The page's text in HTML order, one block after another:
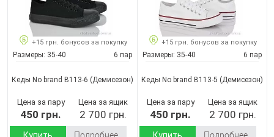
+15 грн. бонусов за покупку
Размеры: 35-40 6 пар
Кеды No brand B113-6 (Демисезон)
Цена за пару
450 грн.
Цена за ящик
2 700 грн.
+15 грн. бонусов за покупку
Размеры: 35-40 6 пар
Кеды No brand B113-5 (Демисезон)
Цена за пару
450 грн.
Цена за ящик
2 700 грн.